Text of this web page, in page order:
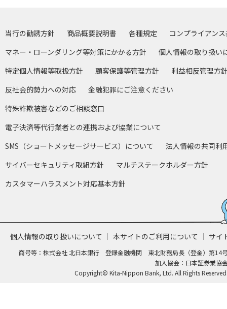
当行の勧誘方針 商品概要説明書 各種規定
コンプライアン
マネー・ローンダリング等対策にかかる方針
個人情報の取り扱い
特定個人情報等取扱方針
顧客保護等管理方針
利益相反管理方
反社会的勢力への対応
金融犯罪にご注意ください
特殊詐欺被害などのご相談窓口
電子決済等代行業者との連携および協業について
SMS（ショートメッセージサービス）について
法人情報の共同利
サイバーセキュリティ取組方針
マルチステークホルダー方針
カスタマーハラスメント対応基本方針
個人情報の取り扱いについて 本サイトのご利用について サイ
商号等：株式会社 北日本銀行 登録金融機関 東北財務局長（登金）第14
加入協会：日本証券業協
Copyright© Kita-Nippon Bank, Ltd. All Rights